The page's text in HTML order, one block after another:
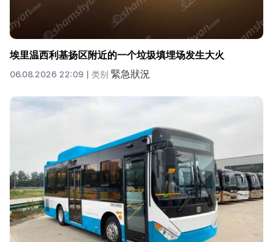
埃里温西利基扬区附近的一个垃圾填埋场发生大火
06.08.2026 22:09 | 类别 緊急狀況